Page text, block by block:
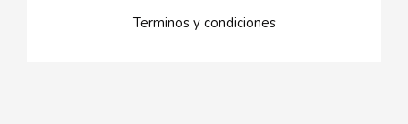
Terminos y condiciones